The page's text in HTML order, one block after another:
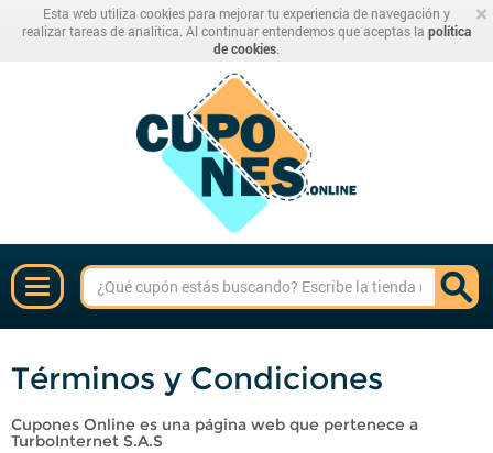
×
Esta web utiliza cookies para mejorar tu experiencia de navegación y
realizar tareas de analítica. Al continuar entendemos que aceptas la política
de cookies
Términos y Condiciones
Cupones Online es una página web que pertenece a
TurboInternet S.A.S